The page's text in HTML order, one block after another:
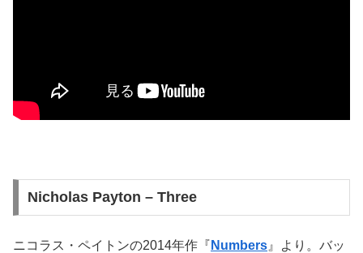
Nicholas Payton – Three
ニコラス・ペイトンの2014年作『 Numbers 』より。バッ